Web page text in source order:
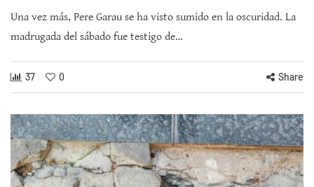
Una vez más, Pere Garau se ha visto sumido en la oscuridad. La
madrugada del sábado fue testigo de…
37 0 Share